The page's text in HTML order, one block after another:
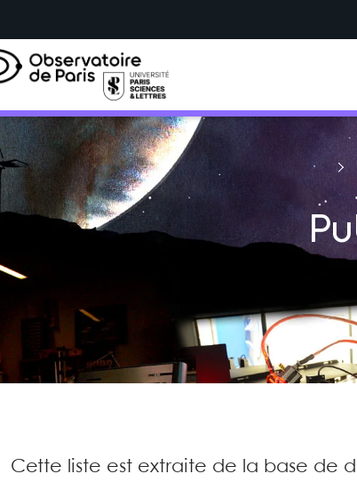
Cette liste est extraite de la base de